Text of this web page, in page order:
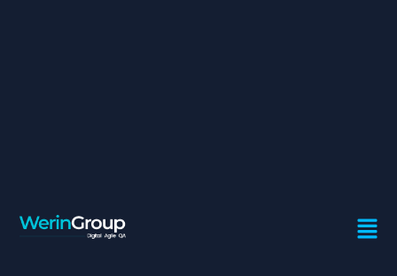
Contrat:Freelance
Casablanca